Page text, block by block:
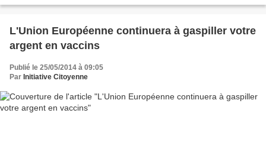
L'Union Européenne continuera à gaspiller votre
argent en vaccins
Publié le 25/05/2014 à 09:05
Par Initiative Citoyenne